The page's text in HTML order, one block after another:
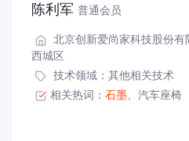
陈利军 普通会员
北京创新爱尚家科技股份有
西城区
技术领域： 其他相关技术
相关热词： 石墨、 汽车座椅